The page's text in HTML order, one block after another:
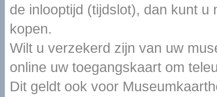
de inlooptijd (tijdslot), dan kunt
kopen.
Wilt u verzekerd zijn van uw
online uw toegangskaart om
Dit geldt ook voor